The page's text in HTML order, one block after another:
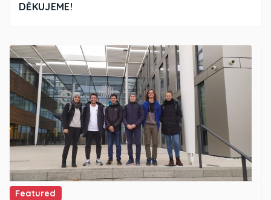
DĚKUJEME!
Featured